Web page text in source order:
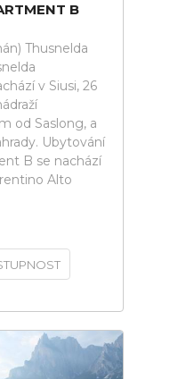
B
Thusnelda
v Siusi, 26
od Saslong, a
Ubytování
B se nachází
Alto